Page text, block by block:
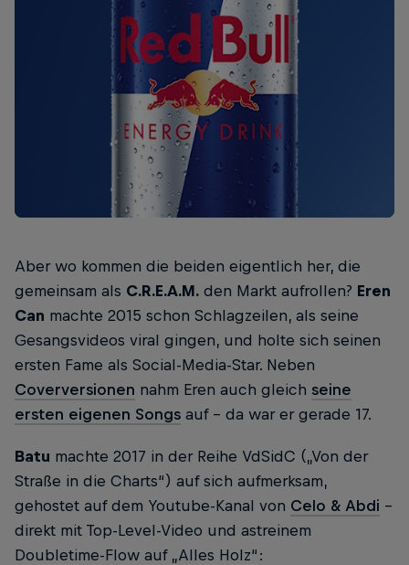
Aber wo kommen die beiden eigentlich her, die
gemeinsam als C.R.E.A.M. den Markt aufrollen? Eren
Can machte 2015 schon Schlagzeilen, als seine
Gesangsvideos viral gingen, und holte sich seinen
ersten Fame als Social-Media-Star. Neben
Coverversionen nahm Eren auch gleich seine
ersten eigenen Songs auf – da war er gerade 17.
Batu machte 2017 in der Reihe VdSidC („Von der
Straße in die Charts“) auf sich aufmerksam,
gehostet auf dem Youtube-Kanal von Celo & Abdi –
direkt mit Top-Level-Video und astreinem
Doubletime-Flow auf „Alles Holz“: